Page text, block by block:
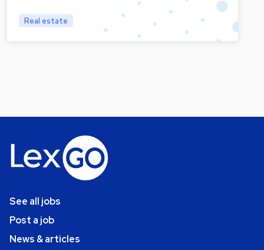
Real estate
See all jobs
Post a job
News & articles